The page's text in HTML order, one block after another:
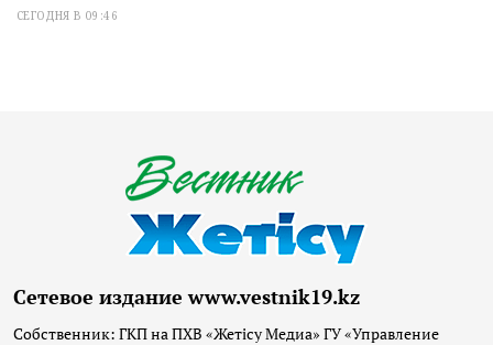
СЕГОДНЯ В 09:46
Сетевое издание www.vestnik19.kz
Собственник: ГКП на ПХВ «Жетісу Медиа» ГУ «Управление